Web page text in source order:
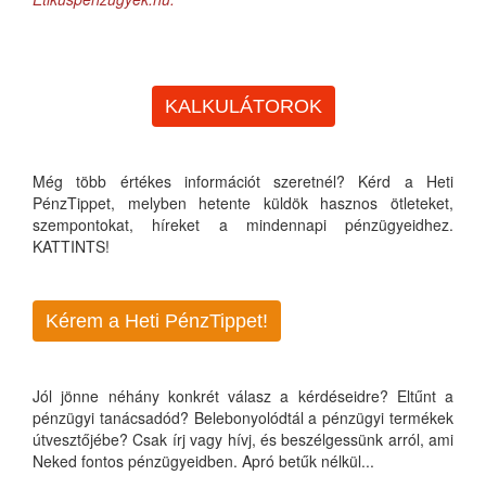
KALKULÁTOROK
Még több értékes információt szeretnél? Kérd a Heti
PénzTippet, melyben hetente küldök hasznos ötleteket,
szempontokat, híreket a mindennapi pénzügyeidhez.
KATTINTS!
Kérem a Heti PénzTippet!
Jól jönne néhány konkrét válasz a kérdéseidre? Eltűnt a
pénzügyi tanácsadód? Belebonyolódtál a pénzügyi termékek
útvesztőjébe? Csak írj vagy hívj, és beszélgessünk arról, ami
Neked fontos pénzügyeidben. Apró betűk nélkül...